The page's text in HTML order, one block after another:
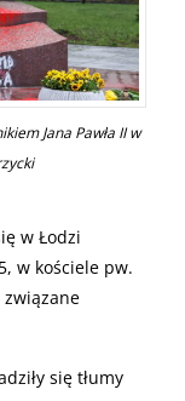
Jana Pawła II w
w Łodzi
w kościele pw.
związane
się tłumy